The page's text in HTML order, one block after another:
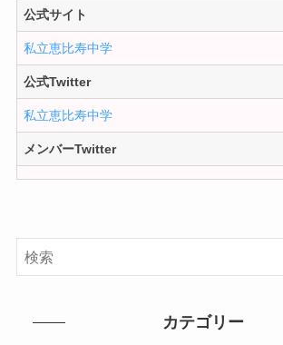
公式サイト
私立恵比寿中学
公式Twitter
私立恵比寿中学
メンバーTwitter
カテゴリー